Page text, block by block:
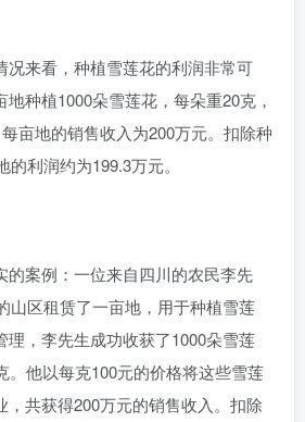
况来看，种植雪莲花的利润非常可
种植1000朵雪莲花，每朵重20克，
亩地的销售收入为200万元。扣除种
利润约为199.3万元。
的案例：一位来自四川的农民李先
山区租赁了一亩地，用于种植雪莲
理，李先生成功收获了1000朵雪莲
。他以每克100元的价格将这些雪莲
，共获得200万元的销售收入。扣除